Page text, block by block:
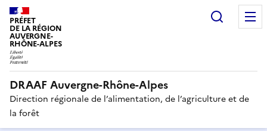
PRÉFET
DE LA RÉGION
AUVERGNE-
RHÔNE-ALPES
DRAAF Auvergne-Rhône-Alpes
Direction régionale de l’alimentation, de l’agriculture et de
la forêt